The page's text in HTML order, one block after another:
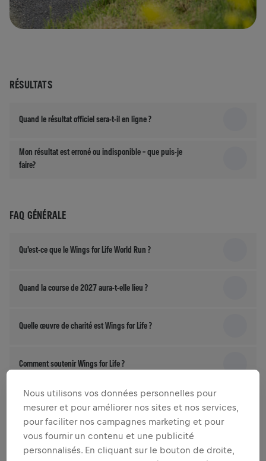
RÉSULTATS
Quand le résultat officiel sera-t-il en ligne ?
Mon résultat est erroné ou indisponible – que puis-je
faire?
FAQ GÉNÉRALE
Qu'est-ce que le Wings for Life World Run ?
Quand la course de 2027 aura-t-elle lieu ?
Quelle œuvre de charité est Wings for Life ?
Comment soutenir Wings for Life ?
Comment mes frais d'inscription seront-ils utilisés ?
INSCRIPTION
Nous utilisons vos données personnelles pour
mesurer et pour améliorer nos sites et nos services,
pour faciliter nos campagnes marketing et pour
vous fournir un contenu et une publicité
personnalisés. En cliquant sur le bouton de droite,